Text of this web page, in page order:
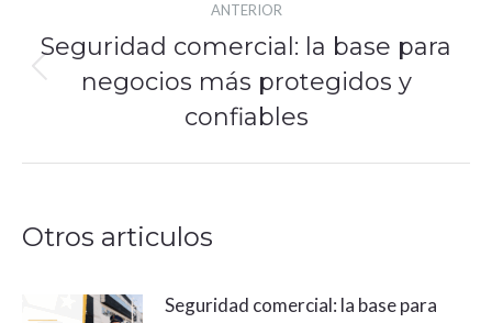
entre
publicaciones
ANTERIOR
Publicación
anterior:
Seguridad comercial: la base para
negocios más protegidos y
confiables
Otros articulos
Seguridad comercial: la base para